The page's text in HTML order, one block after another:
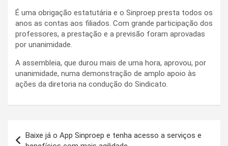
É uma obrigação estatutária e o Sinproep presta todos os
anos as contas aos filiados. Com grande participação dos
professores, a prestação e a previsão foram aprovadas
por unanimidade.
A assembleia, que durou mais de uma hora, aprovou, por
unanimidade, numa demonstração de amplo apoio às
ações da diretoria na condução do Sindicato.
Baixe já o App Sinproep e tenha acesso a serviços e